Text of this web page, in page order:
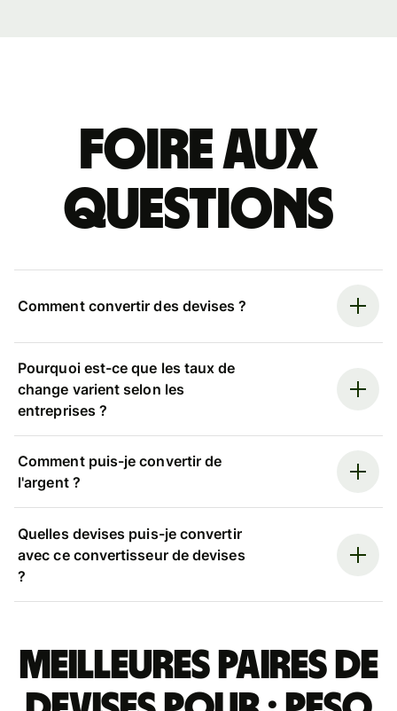
Foire aux
questions
Comment convertir des devises ?
Pourquoi est-ce que les taux de
change varient selon les
entreprises ?
Comment puis-je convertir de
l'argent ?
Quelles devises puis-je convertir
avec ce convertisseur de devises
?
Meilleures paires de